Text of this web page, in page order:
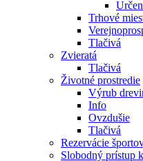
Trhové
Tlačivá
Zvieratá
Tlačivá
Životné prostredie
Výrub
Info
Ovzdušie
Tlačivá
Rezervácie
Slobodný prístup